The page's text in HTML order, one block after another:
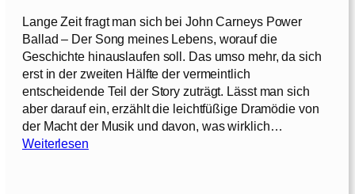
Lange Zeit fragt man sich bei John Carneys Power
Ballad – Der Song meines Lebens, worauf die
Geschichte hinauslaufen soll. Das umso mehr, da sich
erst in der zweiten Hälfte der vermeintlich
entscheidende Teil der Story zuträgt. Lässt man sich
aber darauf ein, erzählt die leichtfüßige Dramödie von
der Macht der Musik und davon, was wirklich…
Weiterlesen: